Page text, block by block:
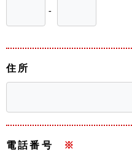
-
住所
電話番号 ※